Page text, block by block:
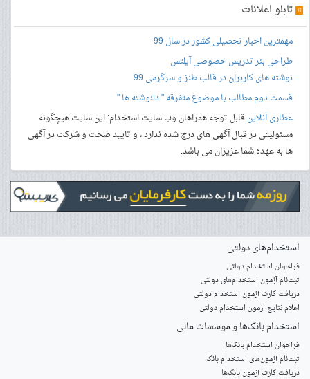
» تابلو اعلانات
مهمترین اخبار تحصیلی کشور در سال 99
طراحی بنرتدریس خصوصی آیلتس
نوشته های کاربران در قالب طنز و سرگرمی 99
قسمت دوم مطالب با موضوع متفرقه " دلنوشته ها "
عطاری آنلاینقابل توجه همراهان وب سایت استخدام: این سایت هیچگونه
مسئولیتی در قبال آگهی های درج شده ندارد ، و تایید صحت و شرکت در آگهی
ها به عهده شما عزیزان می باشد.
استخدام‌های دولتی
فراخوان استخدام دولتی
ثبت‌نام آزمون‌ استخدام‌های دولتی
دریافت کارت آزمون استخدام دولتی
اعلام نتایج آزمون استخدام دولتی
استخدام‌ بانک‌ها و موسسات مالی
فراخوان استخدام بانک‌ها
‌ثبت‌نام آزمون‌های استخدام بانک
دریافت کارت آزمون بانک‌ها